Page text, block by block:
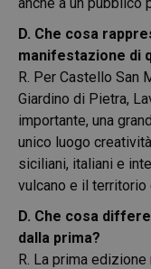
D. Che cosa
manifestazione di
R. Per Castello San
Giardino di Pietra,
importante, una
unico luogo
siciliani, italiani e
vulcano e il territorio
D. Che cosa
dalla prima?
R. La prima